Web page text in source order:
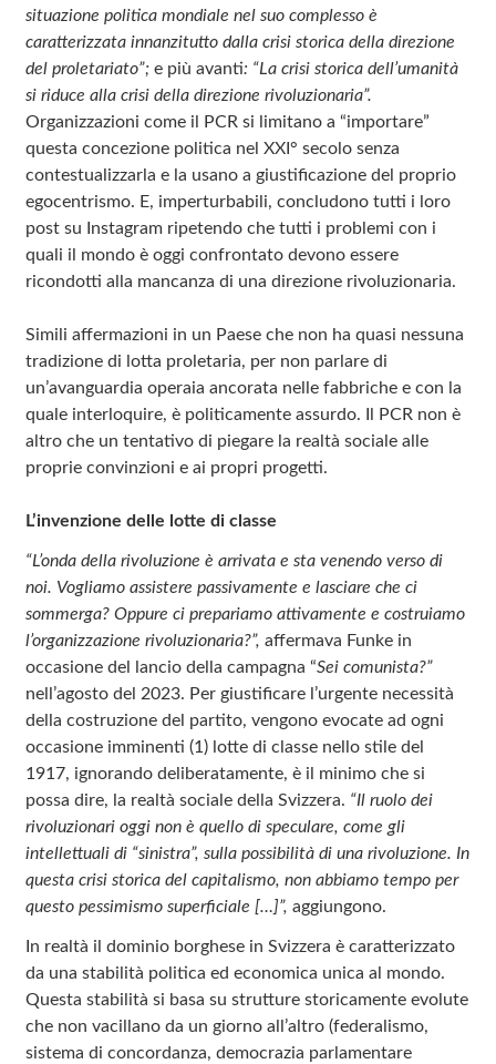
situazione politica mondiale nel suo complesso è
caratterizzata innanzitutto dalla crisi storica della direzione
del proletariato”; e più avanti: “La crisi storica dell’umanità
si riduce alla crisi della direzione rivoluzionaria”.
Organizzazioni come il PCR si limitano a “importare”
questa concezione politica nel XXI° secolo senza
contestualizzarla e la usano a giustificazione del proprio
egocentrismo. E, imperturbabili, concludono tutti i loro
post su Instagram ripetendo che tutti i problemi con i
quali il mondo è oggi confrontato devono essere
ricondotti alla mancanza di una direzione rivoluzionaria.
Simili affermazioni in un Paese che non ha quasi nessuna
tradizione di lotta proletaria, per non parlare di
un’avanguardia operaia ancorata nelle fabbriche e con la
quale interloquire, è politicamente assurdo. Il PCR non è
altro che un tentativo di piegare la realtà sociale alle
proprie convinzioni e ai propri progetti.
L’invenzione delle lotte di classe
“L’onda della rivoluzione è arrivata e sta venendo verso di
noi. Vogliamo assistere passivamente e lasciare che ci
sommerga? Oppure ci prepariamo attivamente e costruiamo
l’organizzazione rivoluzionaria?”, affermava Funke in
occasione del lancio della campagna “Sei comunista?”
nell’agosto del 2023. Per giustificare l’urgente necessità
della costruzione del partito, vengono evocate ad ogni
occasione imminenti (1) lotte di classe nello stile del
1917, ignorando deliberatamente, è il minimo che si
possa dire, la realtà sociale della Svizzera. “Il ruolo dei
rivoluzionari oggi non è quello di speculare, come gli
intellettuali di “sinistra”, sulla possibilità di una rivoluzione. In
questa crisi storica del capitalismo, non abbiamo tempo per
questo pessimismo superficiale […]”, aggiungono.
In realtà il dominio borghese in Svizzera è caratterizzato
da una stabilità politica ed economica unica al mondo.
Questa stabilità si basa su strutture storicamente evolute
che non vacillano da un giorno all’altro (federalismo,
sistema di concordanza, democrazia parlamentare